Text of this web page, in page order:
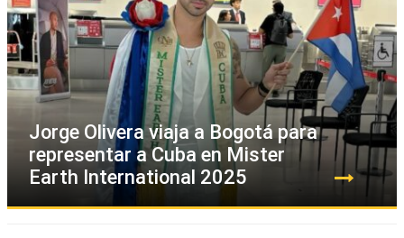
Jorge Olivera viaja a Bogotá para
representar a Cuba en Mister
Earth International 2025